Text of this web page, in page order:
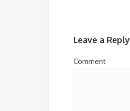
Leave a Reply
Comment